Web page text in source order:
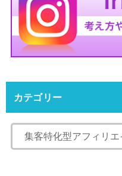
カテゴリー